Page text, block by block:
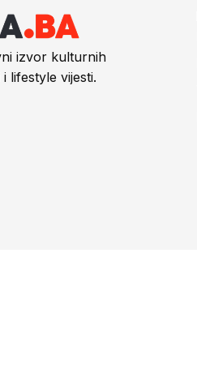
izvor kulturnih
lifestyle vijesti.